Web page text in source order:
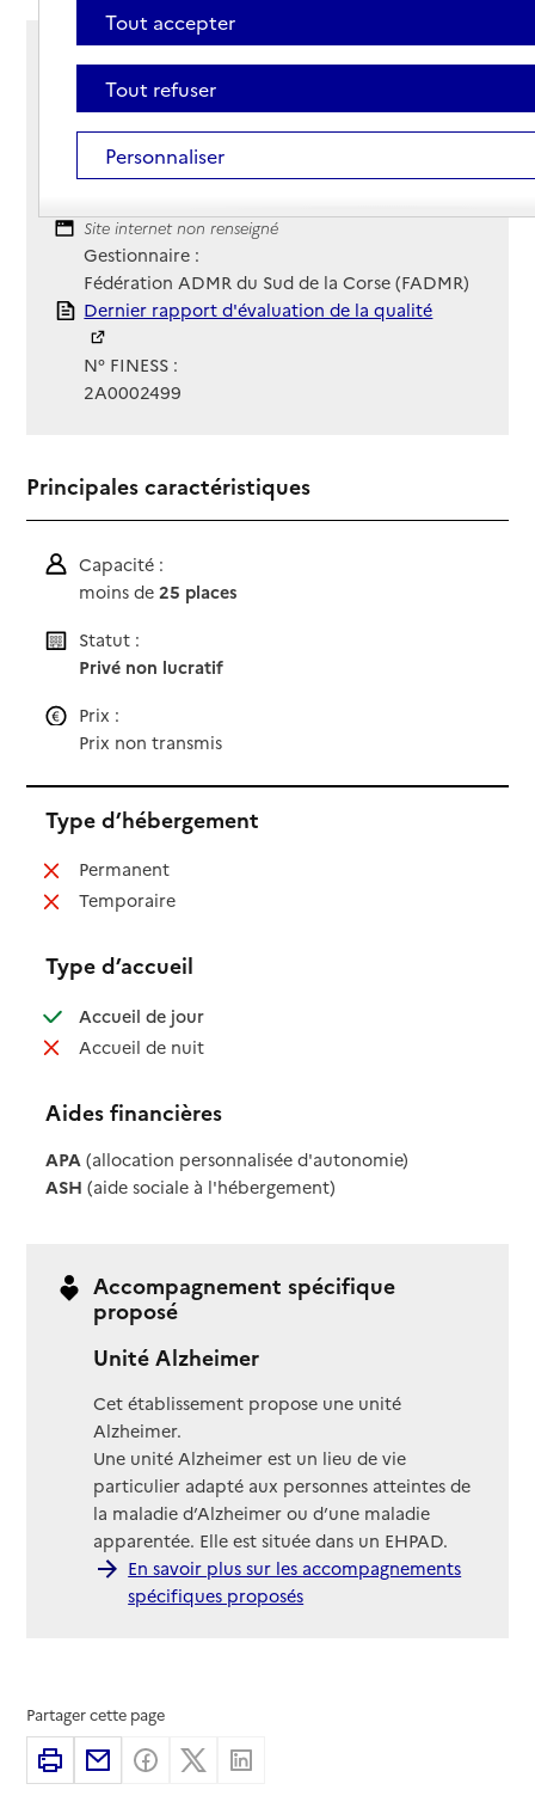
8 rue Rossi
20000 - Ajaccio
Voir itinéraire
Téléphone :
04 95 21 31 78
Site Internet
Site internet non renseigné
Gestionnaire :
Fédération ADMR du Sud de la Corse (FADMR)
Rapport HAS
Dernier rapport d'évaluation de la qualité
N° FINESS :
2A0002499
Principales caractéristiques
Capacité :
moins de25 places
Statut :
Privé non lucratif
Prix :
Prix non transmis
Type d’hébergement
Permanent: non disponible
Temporaire: non disponible
Type d’accueil
Accueil de jour: disponible
Accueil de nuit: non disponible
Aides financières
APA (allocation personnalisée d'autonomie)
ASH (aide sociale à l'hébergement)
Accompagnement spécifique
proposé
Unité Alzheimer
Cet établissement propose une unité
Alzheimer.
Une unité Alzheimer est un lieu de vie
particulier adapté aux personnes atteintes de
la maladie d’Alzheimer ou d’une maladie
apparentée. Elle est située dans un EHPAD.
En savoir plus sur les accompagnements
spécifiques proposés
Partager cette page
ImprimerPartager par email
Partager sur Facebook
Partager sur X
Tout accepter
Tout refuser
Personnaliser